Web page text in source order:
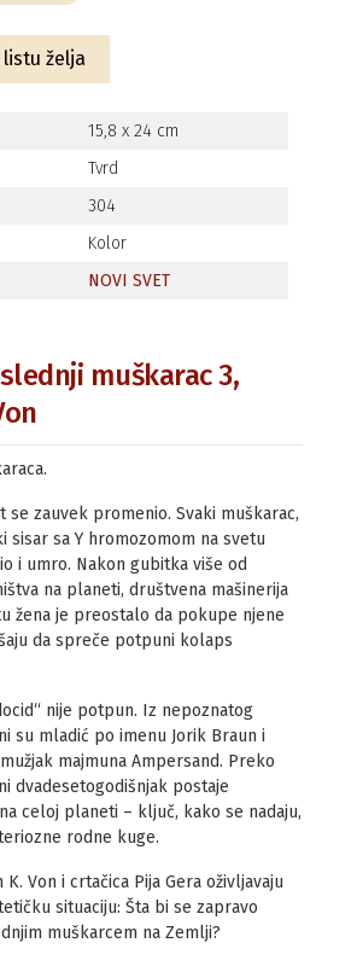
želja
15,8 x 24 cm
Tvrd
304
Kolor
NOVI SVET
muškarac 3,
se zauvek promenio. Svaki muškarac,
sisar sa Y hromozomom na svetu
i umro. Nakon gubitka više od
na planeti, društvena mašinerija
žena je preostalo da pokupe njene
da spreče potpuni kolaps
nije potpun. Iz nepoznatog
su mladić po imenu Jorik Braun i
majmuna Ampersand. Preko
dvadesetogodišnjak postaje
celoj planeti – ključ, kako se nadaju,
rodne kuge.
K. Von i crtačica Pija Gera oživljavaju
situaciju: Šta bi se zapravo
muškarcem na Zemlji?